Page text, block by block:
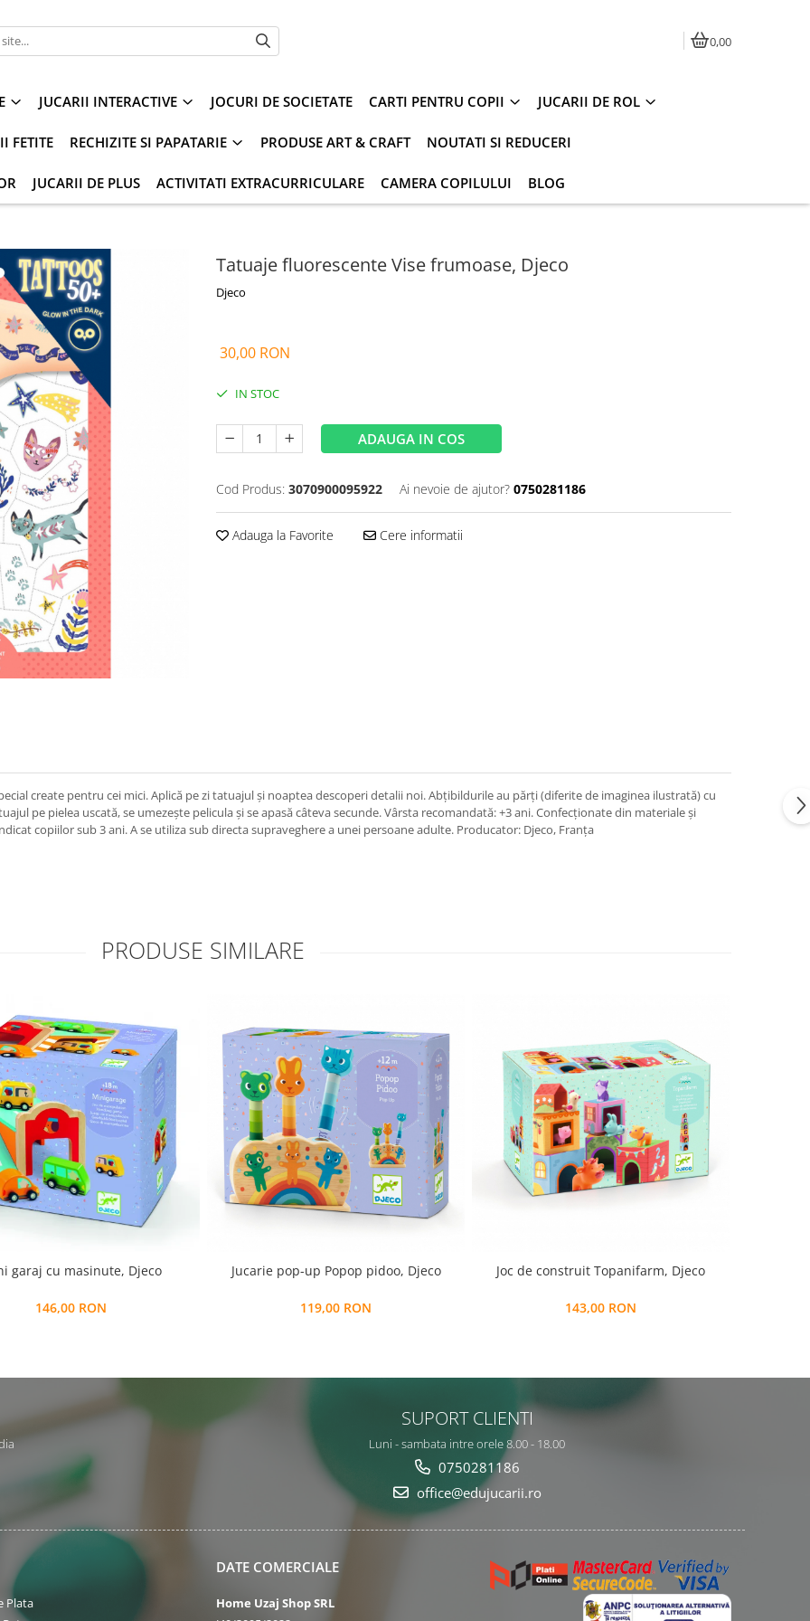
0,00
JUCARII INTERACTIVE JOCURI DE SOCIETATE CARTI PENTRU COPII JUCARII DE ROL
FETITE RECHIZITE SI PAPATARIE PRODUSE ART & CRAFT NOUTATI SI REDUCERI
JUCARII DE PLUS ACTIVITATI EXTRACURRICULARE CAMERA COPILULUI BLOG
Tatuaje fluorescente Vise frumoase, Djeco
Djeco
30,00 RON
IN STOC
ADAUGA IN COS
Cod Produs: 3070900095922 Ai nevoie de ajutor? 0750281186
Adauga la Favorite Cere informatii
create pentru cei mici. Aplică pe zi tatuajul și noaptea descoperi detalii noi. Abțibildurile au părți (diferite de imaginea ilustrată) cu
pe pielea uscată, se umezește pelicula și se apasă câteva secunde. Vârsta recomandată: +3 ani. Confecționate din materiale și
copiilor sub 3 ani. A se utiliza sub directa supraveghere a unei persoane adulte. Producator: Djeco, Franța
PRODUSE SIMILARE
garaj cu masinute, Djeco
146,00 RON
Jucarie pop-up Popop pidoo, Djeco
119,00 RON
Joc de construit Topanifarm, Djeco
143,00 RON
SUPORT CLIENTI
Luni - sambata intre orele 8.00 - 18.00
0750281186
office@edujucarii.ro
Plata
DATE COMERCIALE
Home Uzaj Shop SRL